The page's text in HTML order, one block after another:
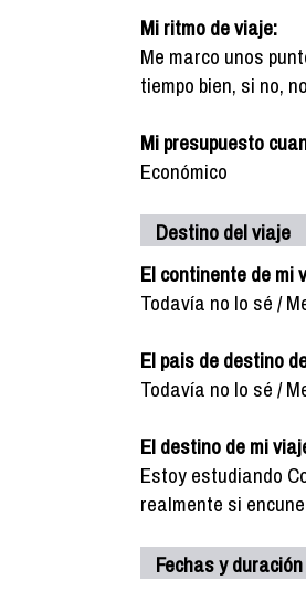
Mi ritmo de viaje:
Me marco unos
tiempo bien, si no,
Mi presupuesto
Económico
Destino del viaje
El continente de mi
Todavía no lo sé /
El pais de destino
Todavía no lo sé /
El destino de mi
Estoy estudiando
realmente si
Fechas y